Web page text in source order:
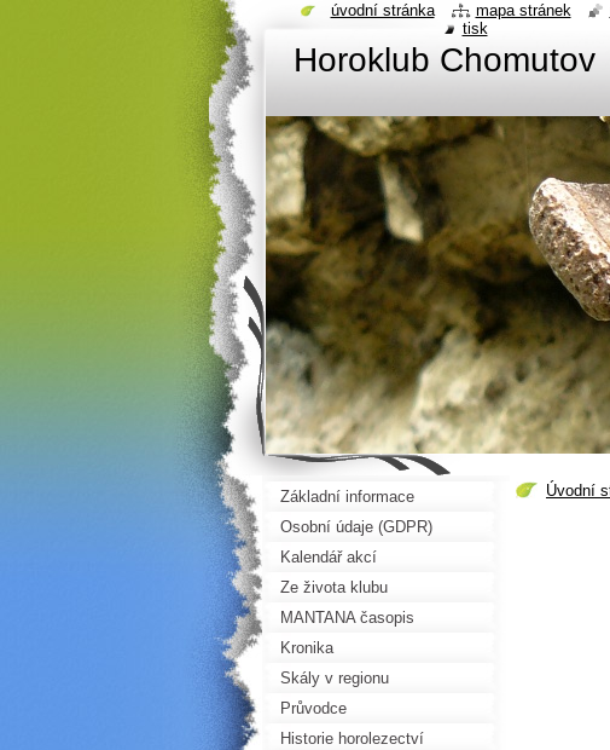
Horoklub Chomutov
Úvodní
Základní informace
Osobní údaje (GDPR)
Kalendář akcí
Ze života klubu
MANTANA časopis
Kronika
Skály v regionu
Průvodce
Historie horolezectví
úvodní stránka mapa stránek
tisk